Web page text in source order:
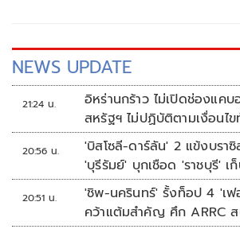
NEWS UPDATE
21:24 น.
อิหร่านกร้าว ไม่เปิดช่องแค
สหรัฐฯ ไม่ปฏิบัติตามเงื่อนไ
20:56 น.
'บิสโซลี-ดาร์ลัน' 2 แข้งบราซิ
'บุรีรัมย์' บุกเชือด 'ราชบุรี' เ
นัดรวด
20:51 น.
'ชิพ-นครินทร์' รั้งท็อป 4 'เ
คว้าแต้มสำคัญ ศึก ARRC